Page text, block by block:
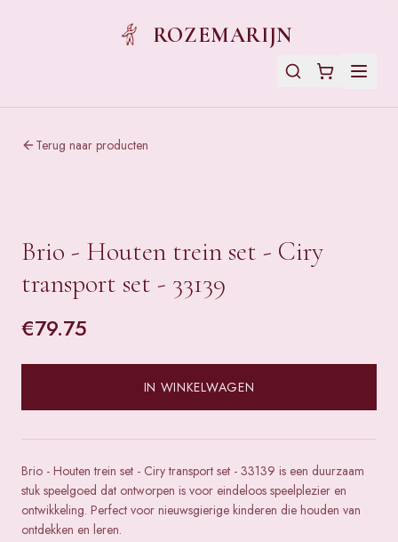
ROZEMARIJN
Terug naar producten
Brio - Houten trein set - Ciry
transport set - 33139
€79.75
IN WINKELWAGEN
Brio - Houten trein set - Ciry transport set - 33139 is een duurzaam
stuk speelgoed dat ontworpen is voor eindeloos speelplezier en
ontwikkeling. Perfect voor nieuwsgierige kinderen die houden van
ontdekken en leren.